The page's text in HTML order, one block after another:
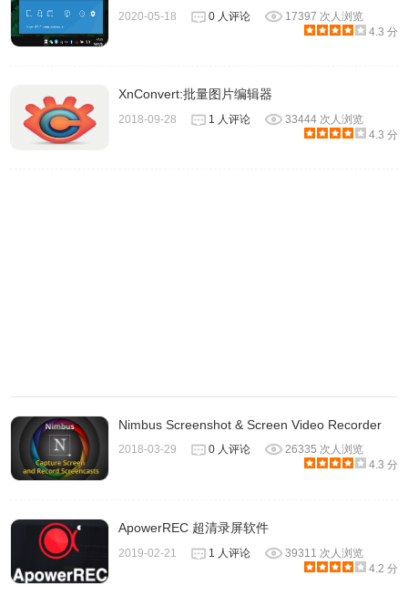
2020-05-18 0 人评论
17397 次人浏览
4.3 分
XnConvert:批量图片编辑器
2018-09-28 1 人评论
33444 次人浏览
4.3 分
Nimbus Screenshot & Screen Video Recorder
2018-03-29 0 人评论
26335 次人浏览
4.3 分
ApowerREC 超清录屏软件
2019-02-21 1 人评论
39311 次人浏览
4.2 分